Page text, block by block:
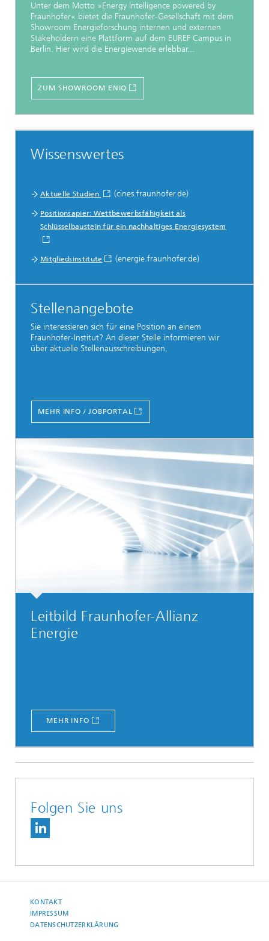
Unter dem Motto »Energy Intelligence powered by
Fraunhofer« bietet die Fraunhofer-Gesellschaft mit dem
Showroom Energieforschung internen und externen
Stakeholdern eine Plattform auf dem EUREF Campus in
Berlin. Hier wird die Energiewende erlebbar...
ZUM SHOWROOM ENIQ
Wissenswertes
Aktuelle Studien (cines.fraunhofer.de)
Positionsapier: Wettbewerbsfähigkeit als
Schlüsselbaustein für ein nachhaltiges Energiesystem
Mitgliedsinstitute (energie.fraunhofer.de)
Stellenangebote
Sie interessieren sich für eine Position an einem
Fraunhofer-Institut? An dieser Stelle informieren wir
über aktuelle Stellenausschreibungen.
MEHR INFO / JOBPORTAL
Leitbild Fraunhofer-Allianz
Energie
MEHR INFO
Folgen Sie uns
KONTAKT
IMPRESSUM
DATENSCHUTZERKLÄRUNG